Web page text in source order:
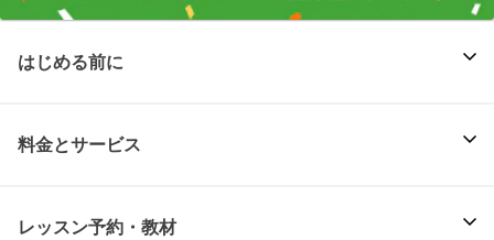
はじめる前に
料金とサービス
レッスン予約・教材